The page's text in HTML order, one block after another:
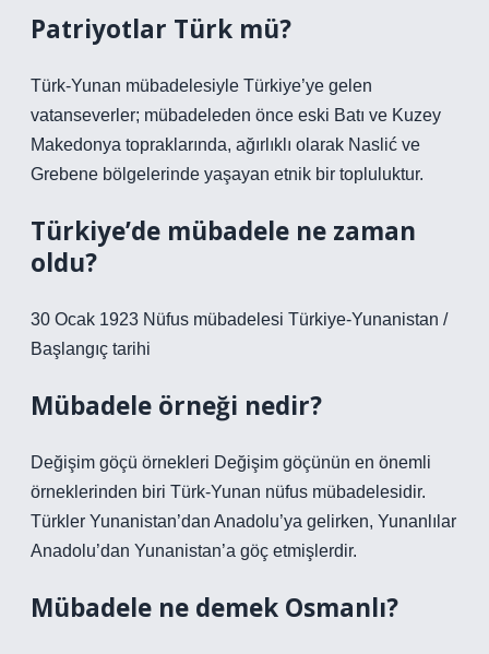
Patriyotlar Türk mü?
Türk-Yunan mübadelesiyle Türkiye’ye gelen
vatanseverler; mübadeleden önce eski Batı ve Kuzey
Makedonya topraklarında, ağırlıklı olarak Naslić ve
Grebene bölgelerinde yaşayan etnik bir topluluktur.
Türkiye’de mübadele ne zaman
oldu?
30 Ocak 1923 Nüfus mübadelesi Türkiye-Yunanistan /
Başlangıç ​​tarihi
Mübadele örneği nedir?
Değişim göçü örnekleri Değişim göçünün en önemli
örneklerinden biri Türk-Yunan nüfus mübadelesidir.
Türkler Yunanistan’dan Anadolu’ya gelirken, Yunanlılar
Anadolu’dan Yunanistan’a göç etmişlerdir.
Mübadele ne demek Osmanlı?